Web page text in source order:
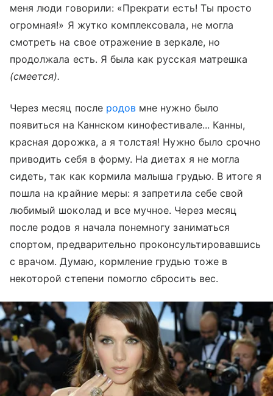
меня люди говорили: «Прекрати есть! Ты просто
огромная!» Я жутко комплексовала, не могла
смотреть на свое отражение в зеркале, но
продолжала есть. Я была как русская матрешка
(смеется).
Через месяц после родов мне нужно было
появиться на Каннском кинофестивале... Канны,
красная дорожка, а я толстая! Нужно было срочно
приводить себя в форму. На диетах я не могла
сидеть, так как кормила малыша грудью. В итоге я
пошла на крайние меры: я запретила себе свой
любимый шоколад и все мучное. Через месяц
после родов я начала понемногу заниматься
спортом, предварительно проконсультировавшись
с врачом. Думаю, кормление грудью тоже в
некоторой степени помогло сбросить вес.